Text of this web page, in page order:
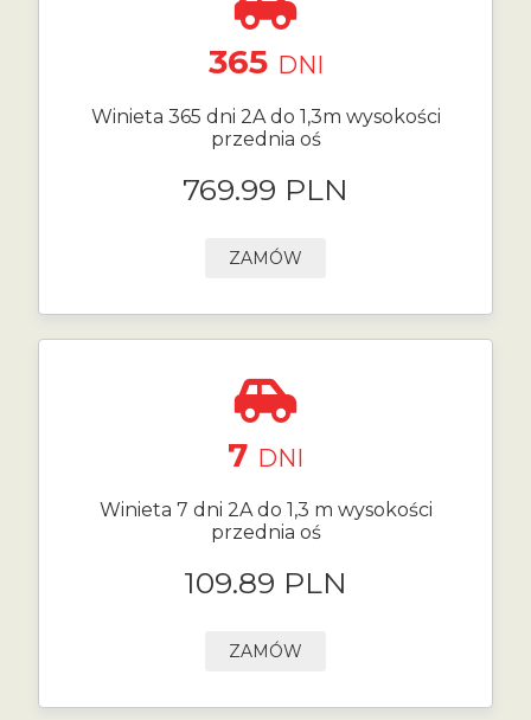
365 DNI
Winieta 365 dni 2A do 1,3m wysokości
przednia oś
769.99 PLN
ZAMÓW
7 DNI
Winieta 7 dni 2A do 1,3 m wysokości
przednia oś
109.89 PLN
ZAMÓW